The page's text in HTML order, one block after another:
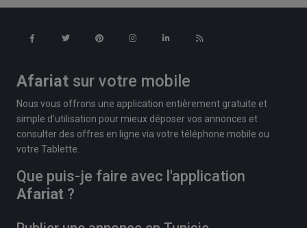
Afariat sur votre mobile
Nous vous offrons une application entièrement gratuite et
simple d'utilisation pour mieux déposer vos annonces et
consulter des offres en ligne via votre téléphone mobile ou
votre Tablette.
Que puis-je faire avec l'application
Afariat ?